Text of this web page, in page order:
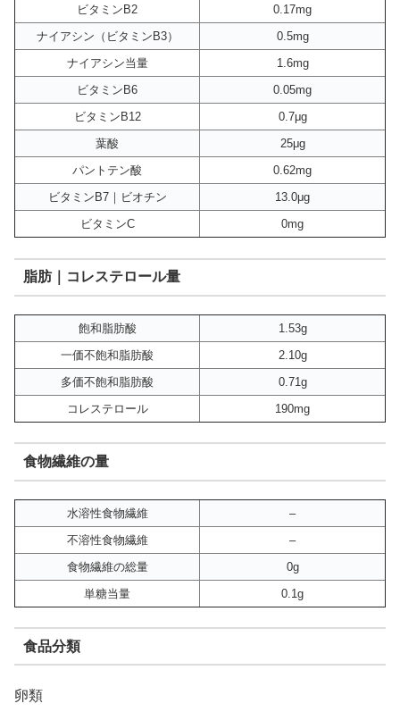
ビタミンB2
0.17mg
ナイアシン（ビタミンB3）
0.5mg
ナイアシン当量
1.6mg
ビタミンB6
0.05mg
ビタミンB12
0.7μg
葉酸
25μg
パントテン酸
0.62mg
ビタミンB7｜ビオチン
13.0μg
ビタミンC
0mg
脂肪｜コレステロール量
飽和脂肪酸
1.53g
一価不飽和脂肪酸
2.10g
多価不飽和脂肪酸
0.71g
コレステロール
190mg
食物繊維の量
水溶性食物繊維
–
不溶性食物繊維
–
食物繊維の総量
0g
単糖当量
0.1g
食品分類
卵類